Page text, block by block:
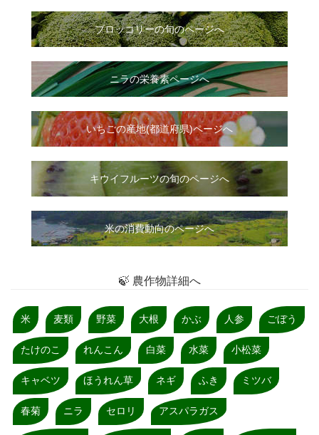
ブロッコリーの旬のページへ
ニラの栄養素ページへ
いちごの産地(都道府県)ページへ
キウイフルーツの旬のページへ
米の消費動向のページへ
🍃 農作物詳細へ
米 麦類 野菜 大根 かぶ 人参 ごぼう
たけのこ れんこん 白菜 水菜 小松菜
キャベツ ほうれん草 ネギ ふき ミツバ
春菊 ニラ セロリ アスパラガス